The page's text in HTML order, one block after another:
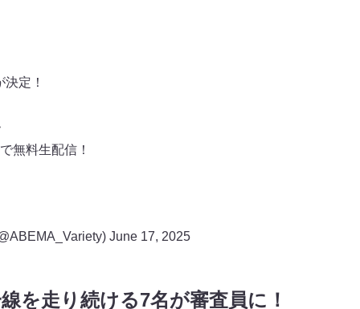
定！
無料生配信！
June 17, 2025
を走り続ける7名が審査員に！